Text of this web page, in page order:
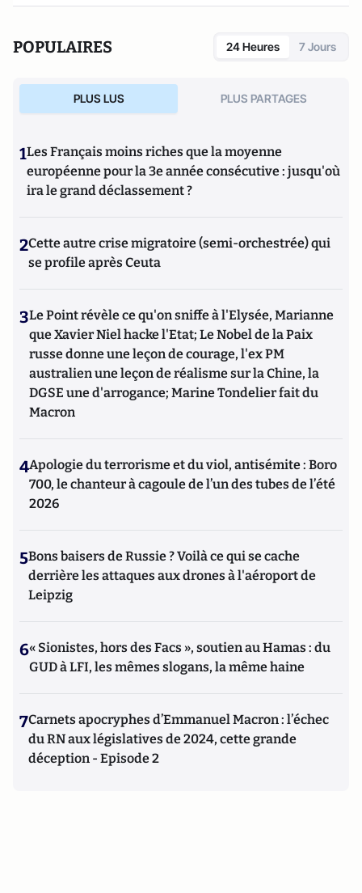
POPULAIRES 24 Heures 7 Jours
PLUS LUS PLUS PARTAGES
1Les Français moins riches que la moyenne
européenne pour la 3e année consécutive : jusqu'où
ira le grand déclassement ?
2Cette autre crise migratoire (semi-orchestrée) qui
se profile après Ceuta
3Le Point révèle ce qu'on sniffe à l'Elysée, Marianne
que Xavier Niel hacke l'Etat; Le Nobel de la Paix
russe donne une leçon de courage, l'ex PM
australien une leçon de réalisme sur la Chine, la
DGSE une d'arrogance; Marine Tondelier fait du
Macron
4Apologie du terrorisme et du viol, antisémite : Boro
700, le chanteur à cagoule de l’un des tubes de l’été
2026
5Bons baisers de Russie ? Voilà ce qui se cache
derrière les attaques aux drones à l'aéroport de
Leipzig
6« Sionistes, hors des Facs », soutien au Hamas : du
GUD à LFI, les mêmes slogans, la même haine
7Carnets apocryphes d’Emmanuel Macron : l’échec
du RN aux législatives de 2024, cette grande
déception - Episode 2